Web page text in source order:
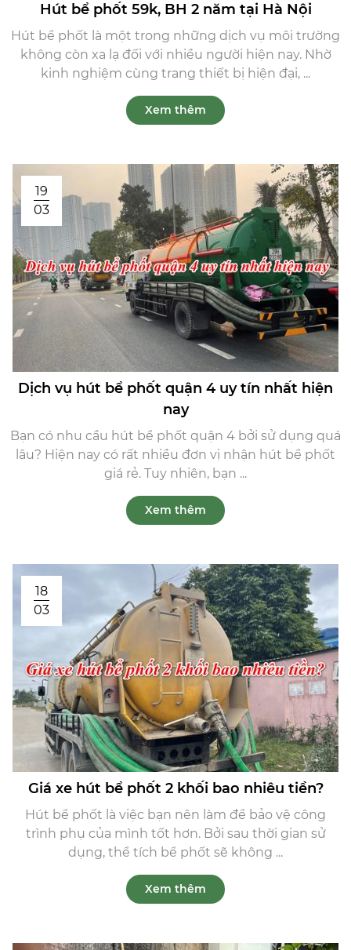
Hút bể phốt 59k, BH 2 năm tại Hà Nội
Hút bể phốt là một trong những dịch vụ môi trường
không còn xa lạ đối với nhiều người hiện nay. Nhờ
kinh nghiệm cùng trang thiết bị hiện đại, ...
Xem thêm
19
03
Dịch vụ hút bể phốt quận 4 uy tín nhất hiện
nay
Bạn có nhu cầu hút bể phốt quận 4 bởi sử dụng quá
lâu? Hiện nay có rất nhiều đơn vị nhận hút bể phốt
giá rẻ. Tuy nhiên, bạn ...
Xem thêm
18
03
Giá xe hút bể phốt 2 khối bao nhiêu tiền?
Hút bể phốt là việc bạn nên làm để bảo vệ công
trình phụ của mình tốt hơn. Bởi sau thời gian sử
dụng, thể tích bể phốt sẽ không ...
Xem thêm